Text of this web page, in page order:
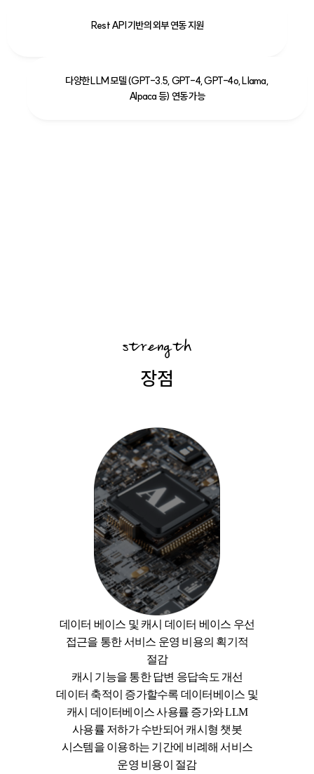
Rest API 기반의 외부 연동 지원
다양한 LLM 모델 (GPT-3.5, GPT-4, GPT-4o, Llama,
Alpaca 등) 연동 가능
장점
데이터 베이스 및 캐시 데이터 베이스 우선
접근을 통한 서비스 운영 비용의 획기적
절감
캐시 기능을 통한 답변 응답속도 개선
데이터 축적이 증가할수록 데이터베이스 및
캐시 데이터베이스 사용률 증가와 LLM
사용률 저하가 수반되어 캐시형 챗봇
시스템을 이용하는 기간에 비례해 서비스
운영 비용이 절감